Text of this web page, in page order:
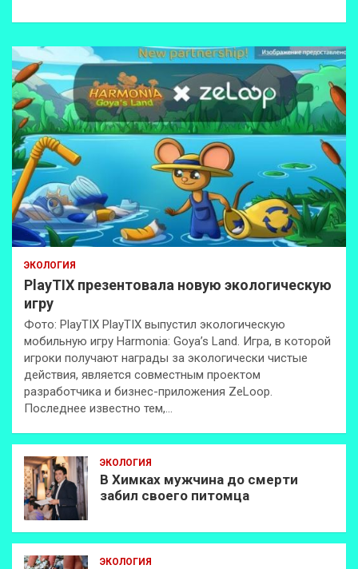
ЭКОЛОГИЯ
PlayTIX презентовала новую экологическую
игру
Фото: PlayTIX PlayTIX выпустил экологическую
мобильную игру Harmonia: Goya’s Land. Игра, в которой
игроки получают награды за экологически чистые
действия, является совместным проектом
разработчика и бизнес-приложения ZeLoop.
Последнее известно тем,…
ЭКОЛОГИЯ
В Химках мужчина до смерти
забил своего питомца
ЭКОЛОГИЯ